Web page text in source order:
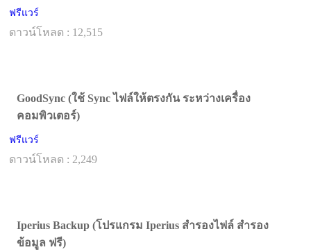
ฟรีแวร์
ดาวน์โหลด : 12,515
GoodSync (ใช้ Sync ไฟล์ให้ตรงกัน ระหว่างเครื่อง
คอมพิวเตอร์)
ฟรีแวร์
ดาวน์โหลด : 2,249
Iperius Backup (โปรแกรม Iperius สำรองไฟล์ สำรอง
ข้อมูล ฟรี)